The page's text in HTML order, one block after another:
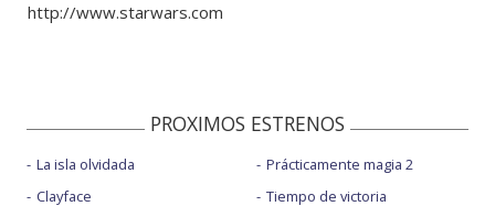
http://www.starwars.com
PROXIMOS ESTRENOS
La isla olvidada
Clayface
Prácticamente magia 2
Tiempo de victoria